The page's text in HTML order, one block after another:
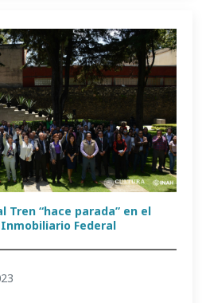
Tren “hace parada” en el
Federal